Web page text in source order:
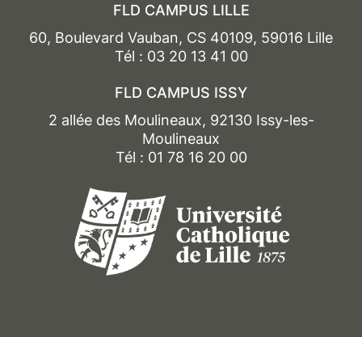
FLD CAMPUS LILLE
60, Boulevard Vauban, CS 40109, 59016 Lille
Tél : 03 20 13 41 00
FLD CAMPUS ISSY
2 allée des Moulineaux, 92130 Issy-les-
Moulineaux
Tél : 01 78 16 20 00